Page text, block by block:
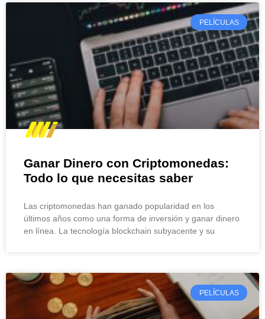
PELÍCULAS
Ganar Dinero con Criptomonedas:
Todo lo que necesitas saber
Las criptomonedas han ganado popularidad en los
últimos años como una forma de inversión y ganar dinero
en línea. La tecnología blockchain subyacente y su
PELÍCULAS